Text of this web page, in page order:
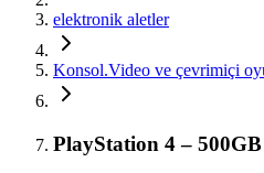
elektronik aletler
Konsol.Video ve çevrimiçi
PlayStation 4 –